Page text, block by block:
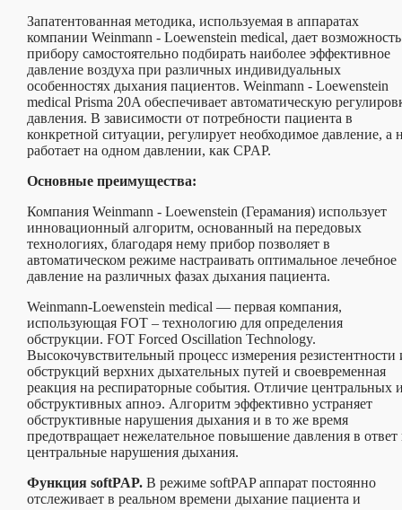
Запатентованная методика, используемая в аппаратах
компании Weinmann - Loеwenstein medical, дает возможность
прибору самостоятельно подбирать наиболее эффективное
давление воздуха при различных индивидуальных
особенностях дыхания пациентов. Weinmann - Loеwenstein
medical Prisma 20A обеспечивает автоматическую
давления. В зависимости от потребности пациента в
конкретной ситуации, регулирует необходимое давление, а
работает на одном давлении, как CPAP.
Основные преимущества:
Компания Weinmann - Loеwenstein (Герамания) использует
инновационный алгоритм, основанный на передовых
технологиях, благодаря нему прибор позволяет в
автоматическом режиме настраивать оптимальное лечебное
давление на различных фазах дыхания пациента.
Weinmann-Loеwenstein medical — первая компания,
использующая FOT – технологию для определения
обструкции. FOT Forced Oscillation Technology.
Высокочувствительный процесс измерения резистентности
обструкций верхних дыхательных путей и своевременная
реакция на респираторные события. Отличие центральных
обструктивных апноэ. Алгоритм эффективно устраняет
обструктивные нарушения дыхания и в то же время
предотвращает нежелательное повышение давления в ответ
центральные нарушения дыхания.
Функция softPAP. В режиме softPAP аппарат постоянно
отслеживает в реальном времени дыхание пациента и